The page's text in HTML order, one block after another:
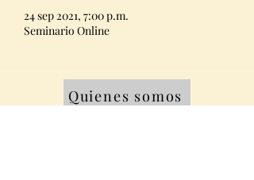
24 sep 2021, 7:00 p.m.
Seminario Online
Quienes somos